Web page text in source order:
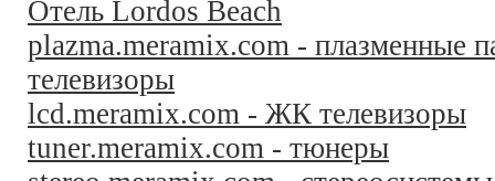
Отель Lordos Beach
plazma.meramix.com - плазменные
телевизоры
lcd.meramix.com - ЖК телевизоры
tuner.meramix.com - тюнеры